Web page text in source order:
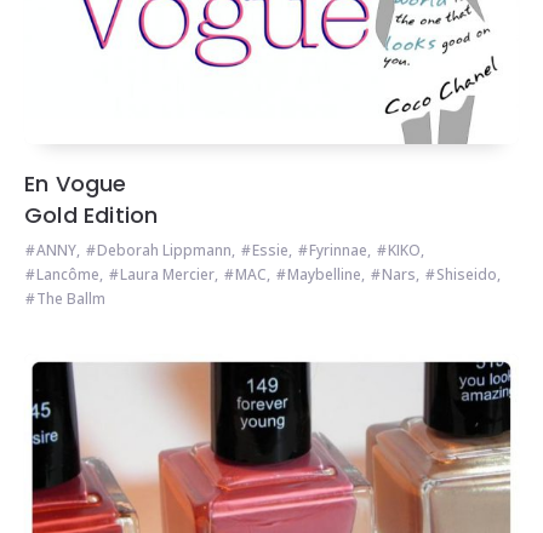
En Vogue
Gold Edition
ANNY, Deborah Lippmann, Essie, Fyrinnae, KIKO,
Lancôme, Laura Mercier, MAC, Maybelline, Nars, Shiseido,
The Ballm